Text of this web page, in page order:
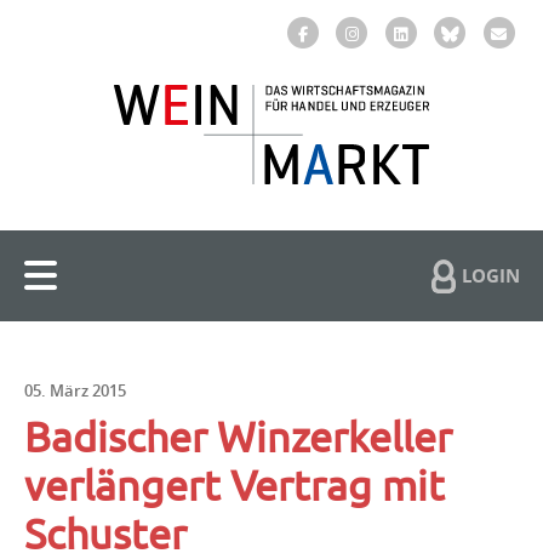
LOGIN
05. März 2015
Badischer Winzerkeller
verlängert Vertrag mit
Schuster